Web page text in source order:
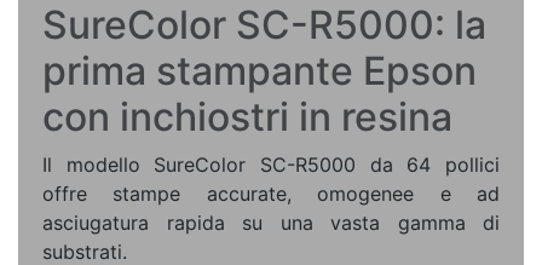
SureColor SC-R5000: la
prima stampante Epson
con inchiostri in resina
Il modello SureColor SC-R5000 da 64 pollici
offre stampe accurate, omogenee e ad
asciugatura rapida su una vasta gamma di
substrati.